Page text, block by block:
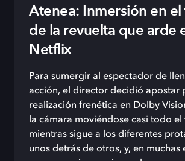
Atenea: Inmersión en
de la revuelta que arde
Netflix
Para sumergir al espectador de
acción, el director decidió apostar
realización frenética en Dolby
la cámara moviéndose casi todo el
mientras sigue a los diferentes
unos detrás de otros, y, en muchas